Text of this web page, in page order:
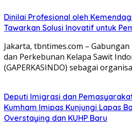
Dinilai Profesional oleh
Tawarkan Solusi Inovatif untuk
Jakarta, tbntimes.com –
dan Perkebunan Kelapa Sawit
(GAPERKASINDO) sebagai
Deputi Imigrasi dan
Kumham Imipas Kunjungi Lapas
Overstaying dan KUHP Baru